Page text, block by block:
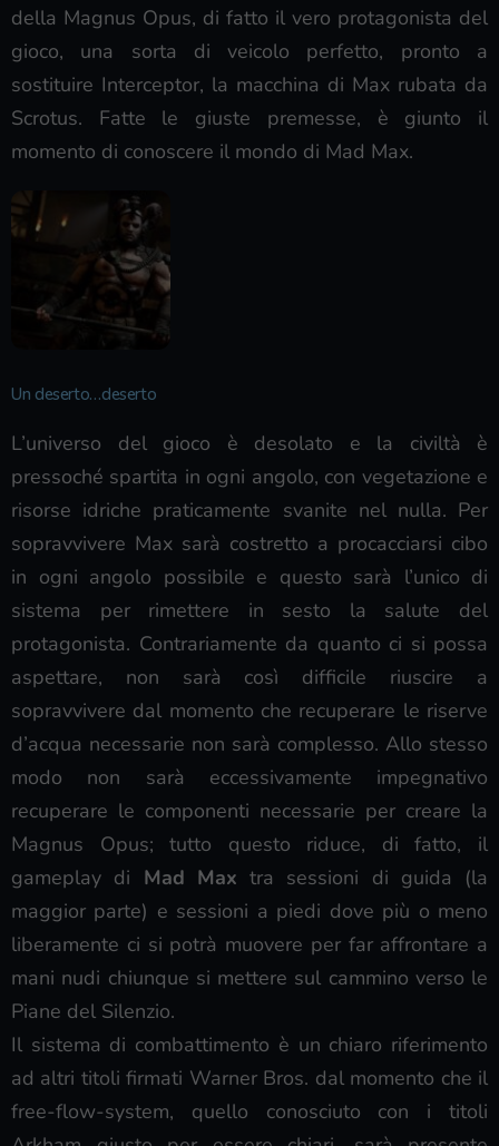
della Magnus Opus, di fatto il vero protagonista del
gioco, una sorta di veicolo perfetto, pronto a
sostituire Interceptor, la macchina di Max rubata da
Scrotus. Fatte le giuste premesse, è giunto il
momento di conoscere il mondo di Mad Max.
Un deserto…deserto
L’universo del gioco è desolato e la civiltà è
pressoché spartita in ogni angolo, con vegetazione e
risorse idriche praticamente svanite nel nulla. Per
sopravvivere Max sarà costretto a procacciarsi cibo
in ogni angolo possibile e questo sarà l’unico di
sistema per rimettere in sesto la salute del
protagonista. Contrariamente da quanto ci si possa
aspettare, non sarà così difficile riuscire a
sopravvivere dal momento che recuperare le riserve
d’acqua necessarie non sarà complesso. Allo stesso
modo non sarà eccessivamente impegnativo
recuperare le componenti necessarie per creare la
Magnus Opus; tutto questo riduce, di fatto, il
gameplay di Mad Max tra sessioni di guida (la
maggior parte) e sessioni a piedi dove più o meno
liberamente ci si potrà muovere per far affrontare a
mani nudi chiunque si mettere sul cammino verso le
Piane del Silenzio.
Il sistema di combattimento è un chiaro riferimento
ad altri titoli firmati Warner Bros. dal momento che il
free-flow-system, quello conosciuto con i titoli